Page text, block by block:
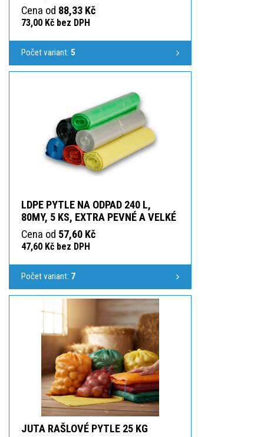
Cena od 88,33 Kč
73,00 Kč bez DPH
Počet variant: 5
LDPE PYTLE NA ODPAD 240 L,
80MY, 5 KS, EXTRA PEVNÉ A VELKÉ
Cena od 57,60 Kč
47,60 Kč bez DPH
Počet variant: 7
JUTA RAŠLOVÉ PYTLE 25 KG